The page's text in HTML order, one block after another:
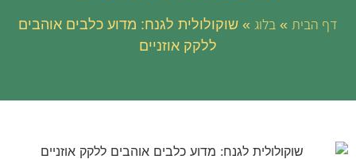
דף הבית » בלוג » שוקולולית לגנח: מדוע כלבים אוהבים
ללקק אוזניים